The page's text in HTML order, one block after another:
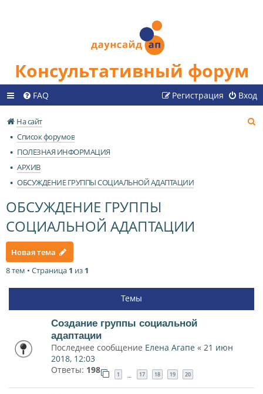
Консультативный форум
FAQ Вход
Регистрация
На сайт
Список форумов
ПОЛЕЗНАЯ ИНФОРМАЦИЯ
АРХИВ
ОБСУЖДЕНИЕ ГРУППЫ СОЦИАЛЬНОЙ АДАПТАЦИИ
ОБСУЖДЕНИЕ ГРУППЫ
СОЦИАЛЬНОЙ АДАПТАЦИИ
Новая тема
8 тем • Страница 1 из 1
Темы
Создание группы социальной
адаптации
Последнее сообщение Елена Агапе « 21 июн
2018, 12:03
Ответы: 198 1 … 17 18 19 20